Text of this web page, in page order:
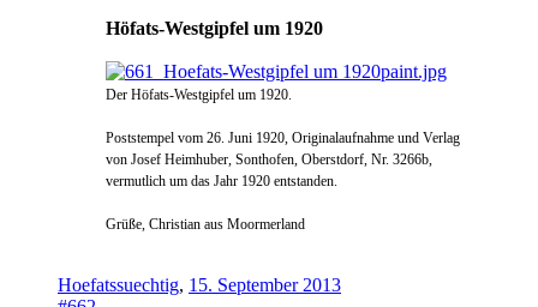
Höfats-Westgipfel um 1920
Der Höfats-Westgipfel um 1920.
Poststempel vom 26. Juni 1920, Originalaufnahme und Verlag
von Josef Heimhuber, Sonthofen, Oberstdorf, Nr. 3266b,
vermutlich um das Jahr 1920 entstanden.
Grüße, Christian aus Moormerland
Hoefatssuechtig, 15. September 2013